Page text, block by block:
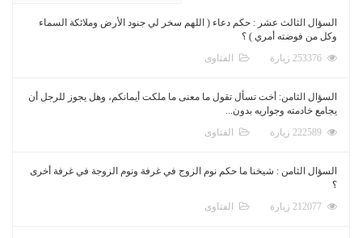
السؤال الثالث عشر : حكم دعاء ( اللهم سخر لي جنود الأرض وملائكة السماء
وكل من فوضته أمري ) ؟
الفتاوى
السؤال الثامن: أخت تسأل تقول ما معنى ما ملكت أيمانكم، وهل يجوز للرجل أن
يجامع خادمته وجواريه بدون...
الفتاوى
السؤال الثامن : شيخنا ما حكم نوم الزوج في غرفة ونوم الزوجة في غرفة أخرى
؟
الفتاوى